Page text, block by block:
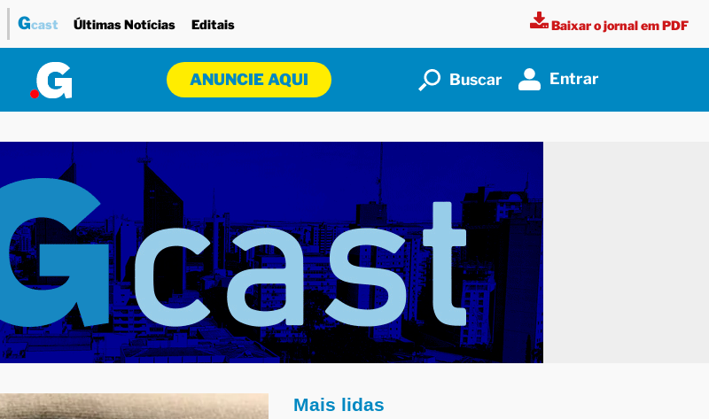
Gcast Últimas Notícias Editais Baixar o jornal em PDF
ANUNCIE AQUI Buscar Entrar
Mais lidas